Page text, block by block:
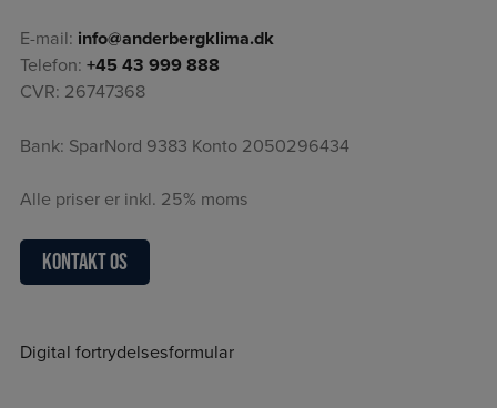
E-mail: info@anderbergklima.dk
Telefon: +45 43 999 888
CVR: 26747368
Bank: SparNord 9383 Konto 2050296434
Alle priser er inkl. 25% moms
Kontakt os
Digital fortrydelsesformular